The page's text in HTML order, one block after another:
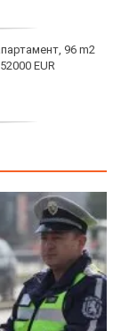
96 m2
EUR